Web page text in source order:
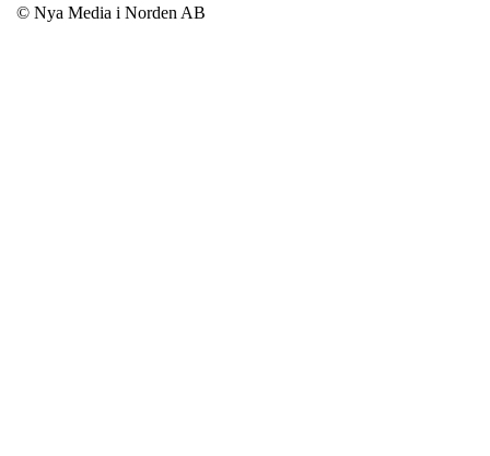
© Nya Media i Norden AB